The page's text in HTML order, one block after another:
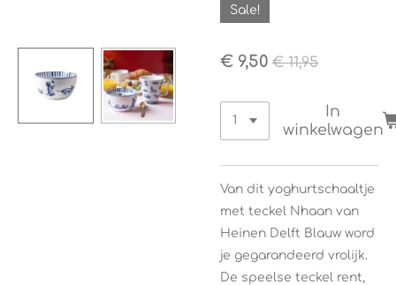
Sale!
€ 9,50 € 11,95
In
winkelwagen
Van dit yoghurtschaaltje
met teckel Nhaan van
Heinen Delft Blauw word
je gegarandeerd vrolijk.
De speelse teckel rent,